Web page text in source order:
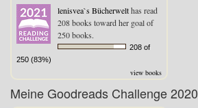
lenisvea`s Bücherwelthas read
208 books toward her goal of
250 books.
208 of
250 (83%)
view books
Meine Goodreads Challenge 2020